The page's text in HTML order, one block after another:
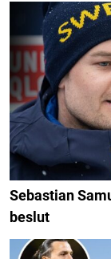
Sebastian
beslut